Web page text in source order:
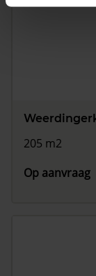
205 m2
Op aanvraag